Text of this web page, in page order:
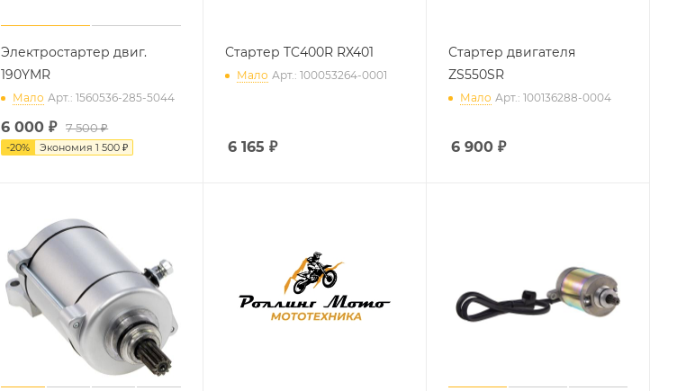
Электростартер двиг.
190YMR
Мало Арт.: 1560536-285-5044
6 000 ₽ 7 500 ₽
-20% Экономия1 500 ₽
Стартер TC400R RX401
Мало Арт.: 100053264-0001
6 165 ₽
Стартер двигателя
ZS550SR
Мало Арт.: 100136288-0004
6 900₽